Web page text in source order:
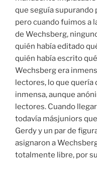
que seguía supurando
pero cuando fuimos a
de Wechsberg,
quién había editado
quién había escrito
Wechsberg era
lectores, lo que quería
inmensa, aunque
lectores. Cuando
todavía másjuniors
Gerdy y un par de
asignaron a
totalmente libre, por